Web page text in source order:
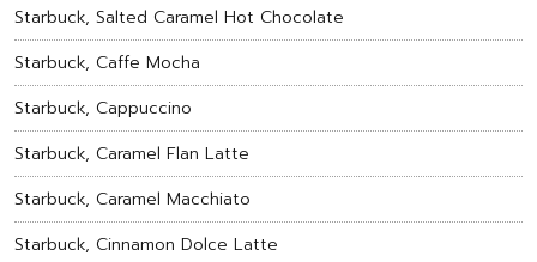
Starbuck, Salted Caramel Hot Chocolate
Starbuck, Caffe Mocha
Starbuck, Cappuccino
Starbuck, Caramel Flan Latte
Starbuck, Caramel Macchiato
Starbuck, Cinnamon Dolce Latte